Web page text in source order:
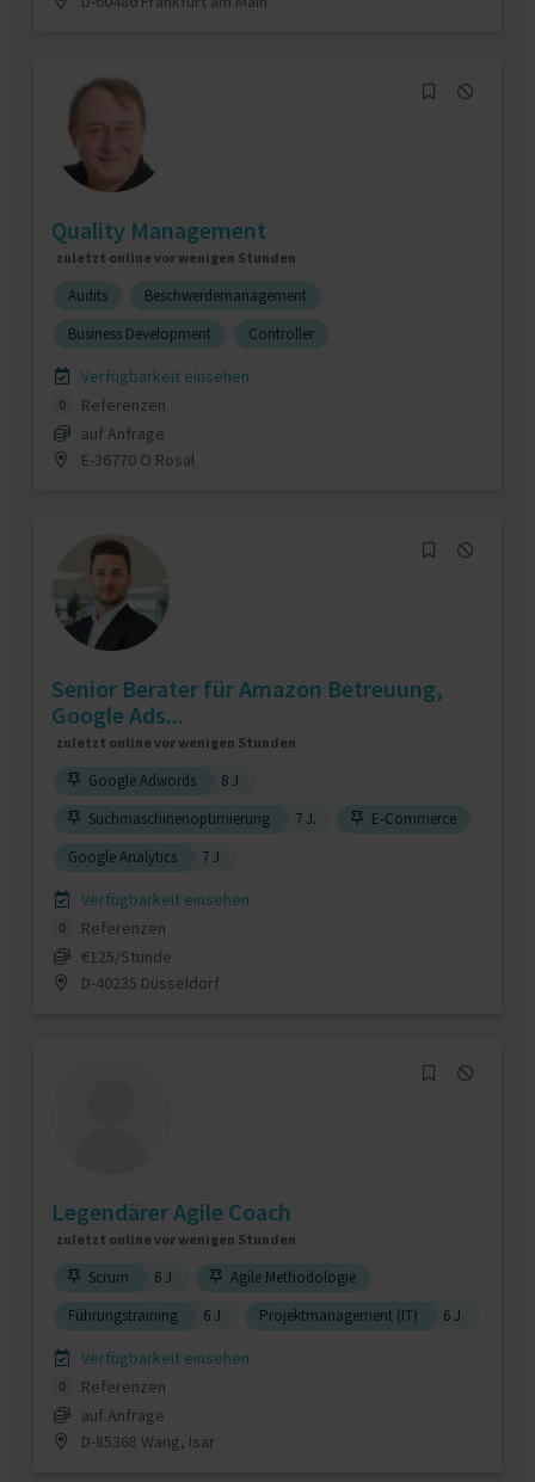
Quality Management
zuletzt online vor wenigen Stunden
Audits
Beschwerdemanagement
Business Development
Controller
Verfügbarkeit einsehen
0
Referenzen
auf Anfrage
E-36770 O Rosal
Senior Berater für Amazon Betreuung,
Google Ads...
zuletzt online vor wenigen Stunden
Google Adwords
8 J.
Suchmaschinenoptimierung
7 J.
E-Commerce
Google Analytics
7 J.
Verfügbarkeit einsehen
0
Referenzen
€125/Stunde
D-40235 Düsseldorf
Legendärer Agile Coach
zuletzt online vor wenigen Stunden
Scrum 6 J.
Agile Methodologie
Führungstraining
6 J. Projektmanagement (IT) 6 J.
Verfügbarkeit einsehen
0
Referenzen
auf Anfrage
D-85368 Wang, Isar